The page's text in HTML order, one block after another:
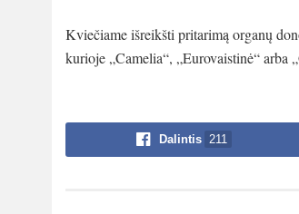
Kviečiame išreikšti pritarimą organų
kurioje „Camelia“, „Eurovaistinė“ arba
Dalintis 211